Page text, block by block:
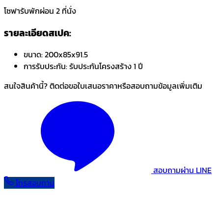
โซฟารับพักผ่อน 2 ที่นั่ง
รายละเอียดสเปค:
ขนาด:200x85x91.5
การรับประกัน:รับประกันโครงสร้าง 1 ปี
สนใจสินค้านี้? ติดต่อขอใบเสนอราคาหรือสอบถามข้อมูลเพิ่มเติม
สอบถามผ่าน LINE
โทรสอบถาม